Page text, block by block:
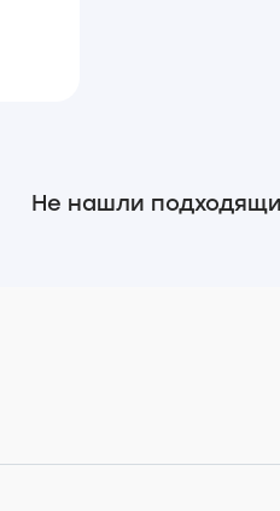
Не нашли